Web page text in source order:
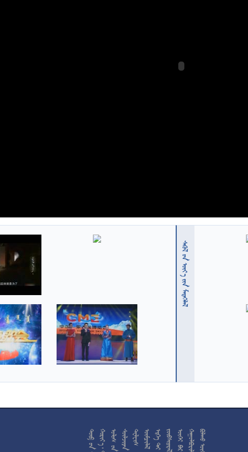
  
